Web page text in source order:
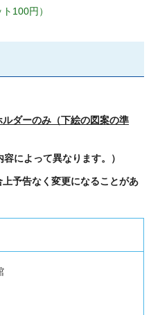
100円）
ダーのみ（下絵の図案の準
によって異なります。）
予告なく変更になることがあ